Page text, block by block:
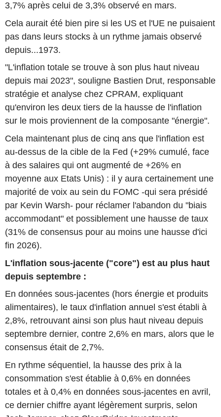
3,7% après celui de 3,3% observé en mars.
Cela aurait été bien pire si les US et l'UE ne puisaient
pas dans leurs stocks à un rythme jamais observé
depuis...1973.
"L'inflation totale se trouve à son plus haut niveau
depuis mai 2023", souligne Bastien Drut, responsable
stratégie et analyse chez CPRAM, expliquant
qu'environ les deux tiers de la hausse de l'inflation
sur le mois proviennent de la composante "énergie".
Cela maintenant plus de cinq ans que l'inflation est
au-dessus de la cible de la Fed (+29% cumulé, face
à des salaires qui ont augmenté de +26% en
moyenne aux Etats Unis) : il y aura certainement une
majorité de voix au sein du FOMC -qui sera présidé
par Kevin Warsh- pour réclamer l'abandon du "biais
accommodant" et possiblement une hausse de taux
(31% de consensus pour au moins une hausse d'ici
fin 2026).
L'inflation sous-jacente ("core") est au plus haut
depuis septembre :
En données sous-jacentes (hors énergie et produits
alimentaires), le taux d'inflation annuel s'est établi à
2,8%, retrouvant ainsi son plus haut niveau depuis
septembre dernier, contre 2,6% en mars, alors que le
consensus était de 2,7%.
En rythme séquentiel, la hausse des prix à la
consommation s'est établie à 0,6% en données
totales et à 0,4% en données sous-jacentes en avril,
ce dernier chiffre ayant légèrement surpris, selon